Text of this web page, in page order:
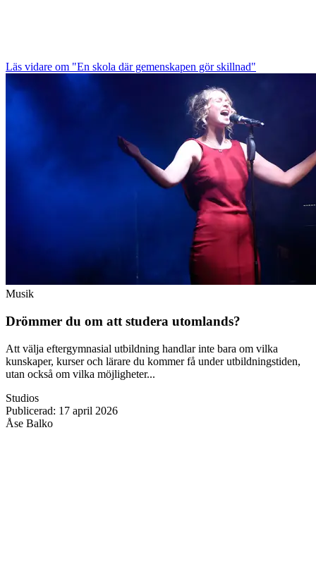
Läs vidare om "En skola där gemenskapen gör skillnad"
Musik
Drömmer du om att studera utomlands?
Att välja eftergymnasial utbildning handlar inte bara om vilka
kunskaper, kurser och lärare du kommer få under utbildningstiden,
utan också om vilka möjligheter...
Studios
Publicerad: 17 april 2026
Åse Balko